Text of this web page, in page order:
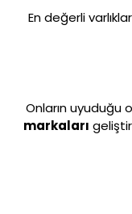
En değerli
Onların uyuduğu
markaları